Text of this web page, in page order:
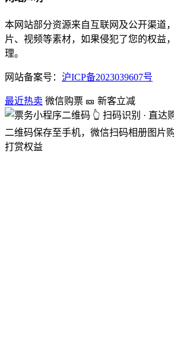
本网站部分资源来自互联网及公开渠道
片、视频等素材，如果侵犯了您的权益
理。
网站备案号： 沪ICP备2023039607号
最近热卖 微信购票 🎫 新客立减
👆 扫码识别 · 直达
二维码保存至手机，微信扫码相册图片
打赏权益